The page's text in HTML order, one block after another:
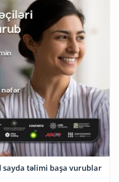
təlimi başa vurublar